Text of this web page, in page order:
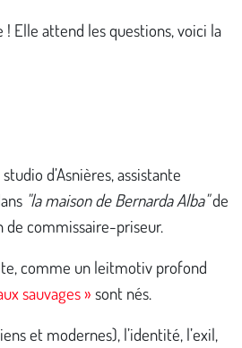
Elle attend les questions, voici la
d’Asnières, assistante
"la maison de Bernarda Alba"de
de commissaire-priseur.
comme un leitmotiv profond
sauvages » sont nés.
et modernes), l’identité, l’exil,